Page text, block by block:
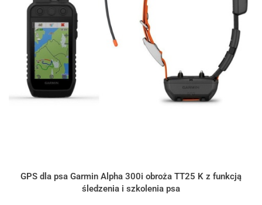
GPS dla psa Garmin Alpha 300i obroża TT25 K z funkcją
śledzenia i szkolenia psa